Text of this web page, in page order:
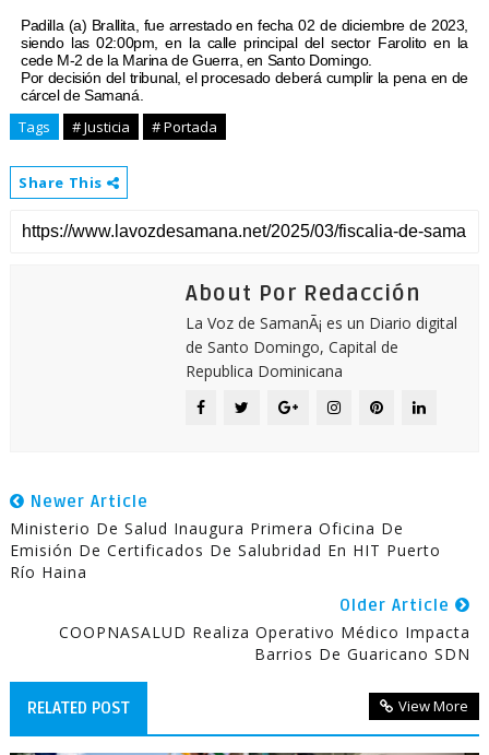
Padilla (a) Brallita, fue arrestado en fecha 02 de diciembre de 2023,
siendo las 02:00pm, en la calle principal del sector Farolito en la
cede M-2 de la Marina de Guerra, en Santo Domingo.
Por decisión del tribunal, el procesado deberá cumplir la pena en de
cárcel de Samaná.
Tags # Justicia # Portada
Share This
About Por Redacción
La Voz de SamanÃ¡ es un Diario digital
de Santo Domingo, Capital de
Republica Dominicana
Newer Article
Ministerio De Salud Inaugura Primera Oficina De
Emisión De Certificados De Salubridad En HIT Puerto
Río Haina
Older Article
COOPNASALUD Realiza Operativo Médico Impacta
Barrios De Guaricano SDN
RELATED POST View More